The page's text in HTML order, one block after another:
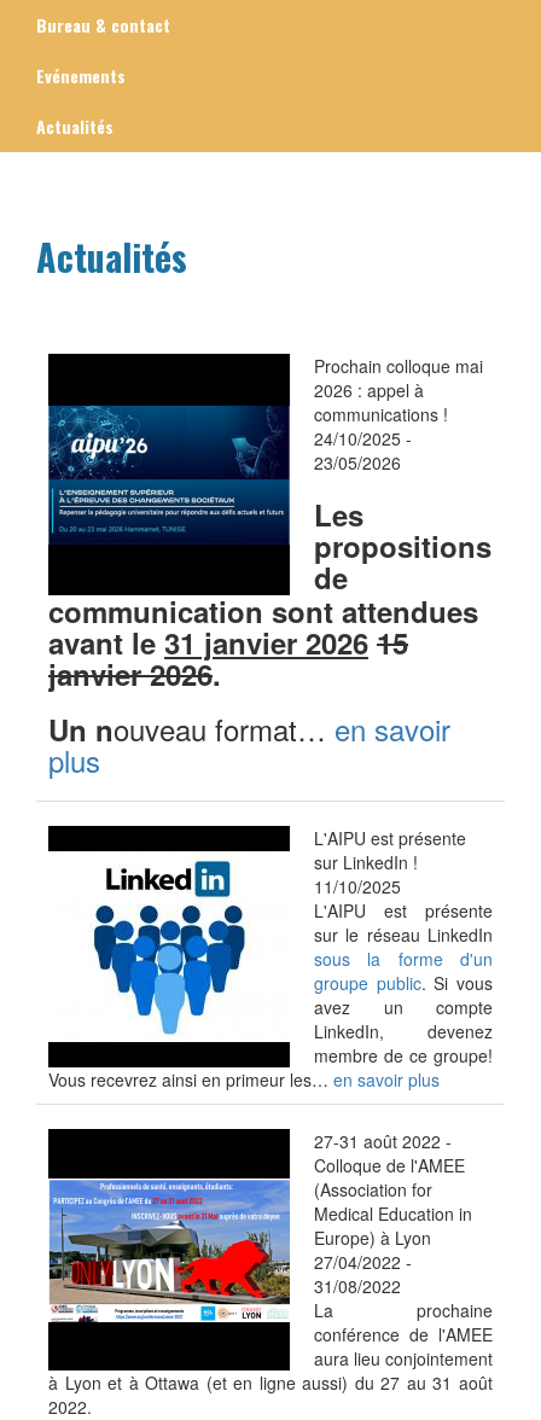
Bureau & contact
Evénements
Actualités
Actualités
Prochain colloque mai
2026 : appel à
communications !
24/10/2025 -
23/05/2026
Les
propositions
de
communication sont attendues
avant le 31 janvier 2026 15
janvier 2026.
Un nouveau format… en savoir
plus
L'AIPU est présente
sur LinkedIn !
11/10/2025
L'AIPU est présente
sur le réseau LinkedIn
sous la forme d'un
groupe public. Si vous
avez un compte
LinkedIn, devenez
membre de ce groupe!
Vous recevrez ainsi en primeur les… en savoir plus
27-31 août 2022 -
Colloque de l'AMEE
(Association for
Medical Education in
Europe) à Lyon
27/04/2022 -
31/08/2022
La prochaine
conférence de l'AMEE
aura lieu conjointement
à Lyon et à Ottawa (et en ligne aussi) du 27 au 31 août
2022.